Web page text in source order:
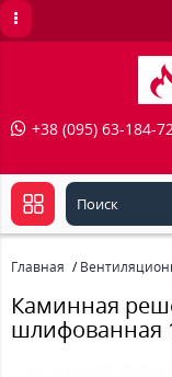
+38 (095) 63-184-
Главная
Каминная
шлифованная